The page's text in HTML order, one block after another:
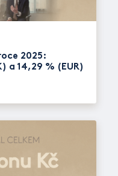
2025:
a 14,29 % (EUR)